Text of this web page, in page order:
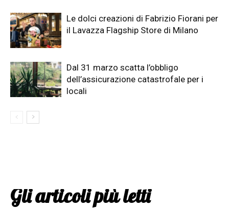
Le dolci creazioni di Fabrizio Fiorani per
il Lavazza Flagship Store di Milano
Dal 31 marzo scatta l’obbligo
dell’assicurazione catastrofale per i
locali
Gli articoli più letti